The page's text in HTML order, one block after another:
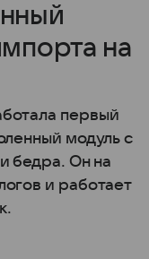
на
первый
модуль с
бедра. Он на
и работает